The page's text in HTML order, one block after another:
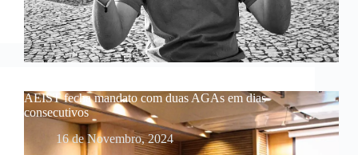
AEIST fecha mandato com duas AGAs em dias
consecutivos
16 de Novembro, 2024